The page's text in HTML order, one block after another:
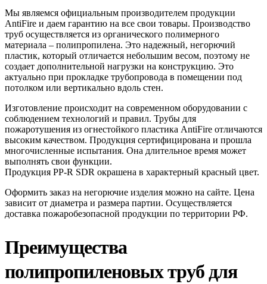
Мы являемся официальным производителем продукции
AntiFire и даем гарантию на все свои товары. Производство
труб осуществляется из органического полимерного
материала – полипропилена. Это надежный, негорючий
пластик, который отличается небольшим весом, поэтому не
создает дополнительной нагрузки на конструкцию. Это
актуально при прокладке трубопровода в помещении под
потолком или вертикально вдоль стен.
Изготовление происходит на современном оборудовании с
соблюдением технологий и правил. Трубы для
пожаротушения из огнестойкого пластика AntiFire отличаются
высоким качеством. Продукция сертифицирована и прошла
многочисленные испытания. Она длительное время может
выполнять свои функции.
Продукция PP-R SDR окрашена в характерный красный цвет.
Оформить заказ на негорючие изделия можно на сайте. Цена
зависит от диаметра и размера партии. Осуществляется
доставка пожаробезопасной продукции по территории РФ.
Преимущества
полипропиленовых труб для